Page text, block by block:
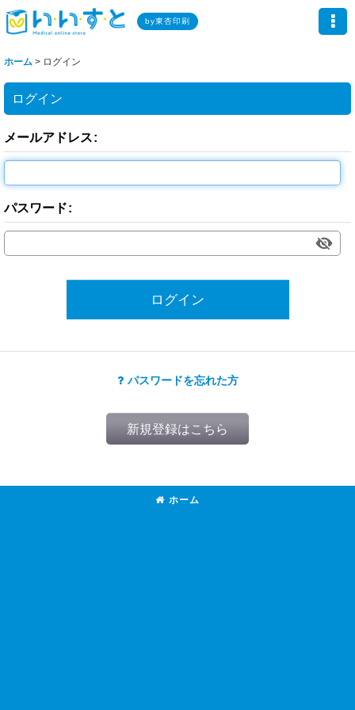
by東杏印刷
ホーム > ログイン
ログイン
メールアドレス:
パスワード:
ログイン
パスワードを忘れた方
新規登録はこちら
ホーム